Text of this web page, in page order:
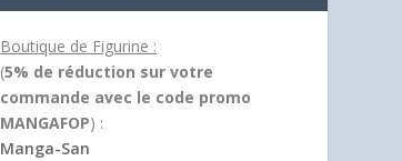
Boutique de Figurine :
(5% de réduction sur votre
commande avec le code promo
MANGAFOP) :
Manga-San